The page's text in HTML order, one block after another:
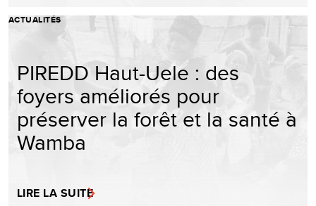
ACTUALITÉS
PIREDD Haut-Uele : des
foyers améliorés pour
préserver la forêt et la santé à
Wamba
LIRE LA SUITE